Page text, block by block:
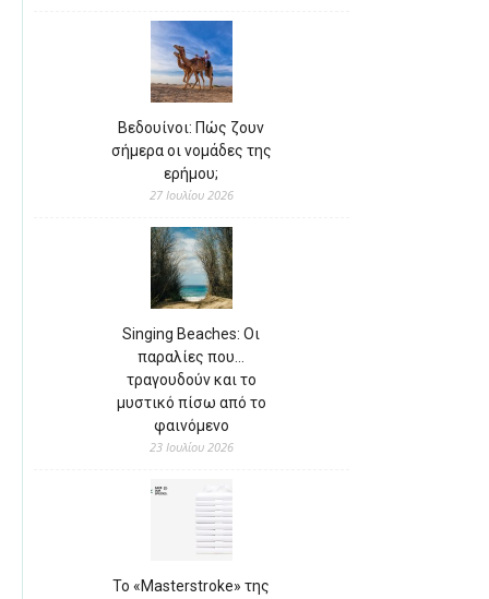
Βεδουίνοι: Πώς ζουν
σήμερα οι νομάδες της
ερήμου;
27 Ιουλίου 2026
Singing Beaches: Οι
παραλίες που…
τραγουδούν και το
μυστικό πίσω από το
φαινόμενο
23 Ιουλίου 2026
Το «Masterstroke» της